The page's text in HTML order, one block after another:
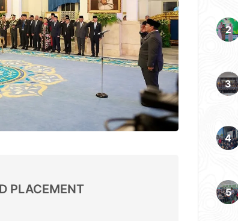
PLACEMENT